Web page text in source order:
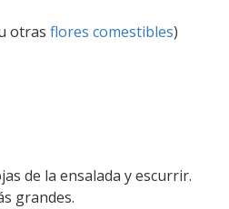
otras flores comestibles)
de la ensalada y escurrir.
grandes.